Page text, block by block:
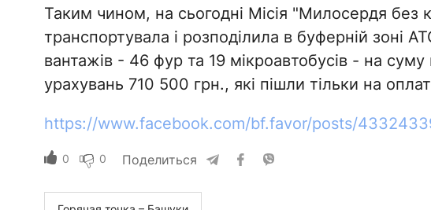
Таким чином, на сьогодні Місія "Милосердя без
транспортувала і розподілила в буферній зоні
вантажів - 46 фур та 19 мікроавтобусів - на
урахувань 710 500 грн., які пішли тільки на
https://www.facebook.com/bf.favor/posts/
0 0 Поделиться